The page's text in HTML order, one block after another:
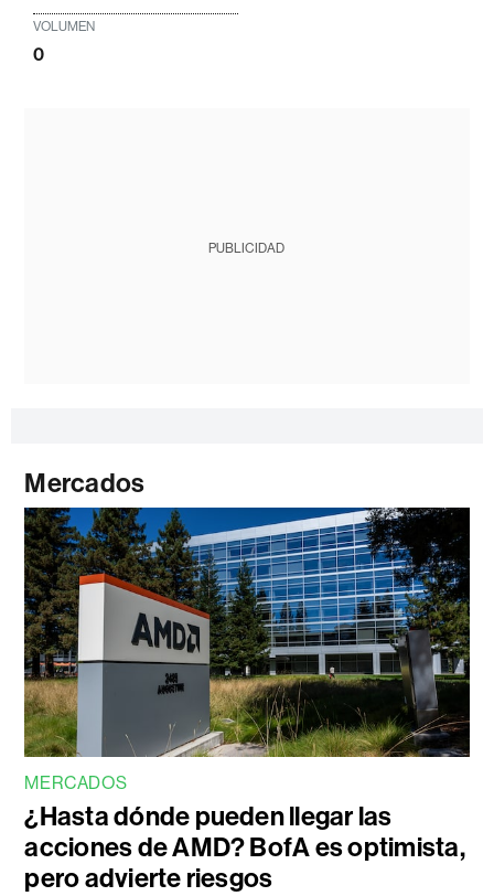
VOLUMEN
0
PUBLICIDAD
Mercados
MERCADOS
¿Hasta dónde pueden llegar las
acciones de AMD? BofA es optimista,
pero advierte riesgos